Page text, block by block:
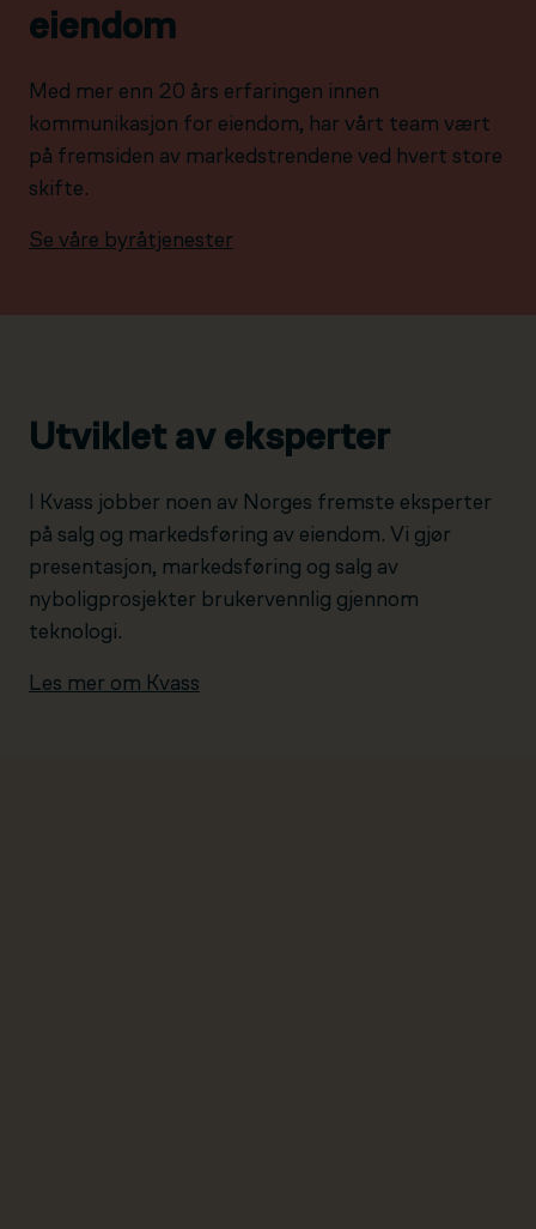
eiendom
Med mer enn 20 års erfaringen innen
kommunikasjon for eiendom, har vårt team vært
på fremsiden av markedstrendene ved hvert store
skifte.
Se våre byråtjenester
Utviklet av eksperter
I Kvass jobber noen av Norges fremste eksperter
på salg og markedsføring av eiendom. Vi gjør
presentasjon, markedsføring og salg av
nyboligprosjekter brukervennlig gjennom
teknologi.
Les mer om Kvass